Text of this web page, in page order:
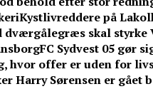
Kystlivreddere på
dværgålegræs skal styrke
FC Sydvest 05 gør
hvor offer er uden for
Harry Sørensen er gået